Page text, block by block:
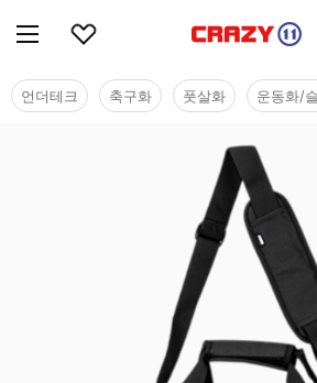
언더테크 축구화 풋살화 운동화/